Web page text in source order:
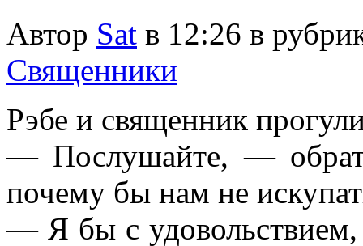
Автор Sat в 12:26 в
Священники
Рэбе и священник
— Послушайте, —
почему бы нам не
— Я бы с